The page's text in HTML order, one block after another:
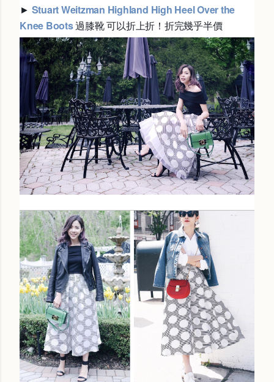
► Stuart Weitzman Highland High Heel Over the
Knee Boots過膝靴 可以折上折！折完幾乎半價